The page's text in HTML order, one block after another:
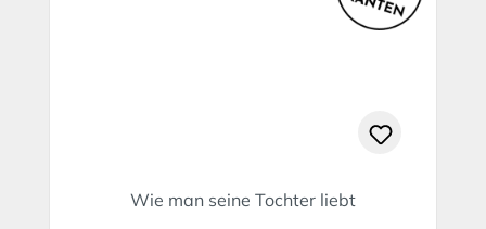
Wie man seine Tochter liebt